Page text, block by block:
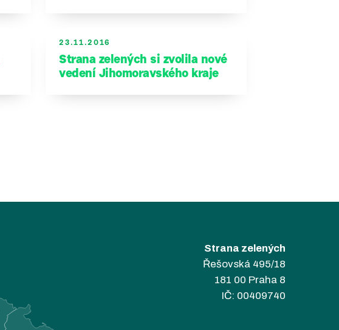
23.11.2016
Strana zelených si zvolila nové
vedení Jihomoravského kraje
Strana zelených
Řešovská 495/18
181 00 Praha 8
IČ: 00409740